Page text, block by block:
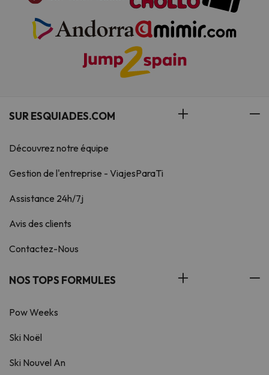
SUR ESQUIADES.COM
Découvrez notre équipe
Gestion de l'entreprise - ViajesParaTi
Assistance 24h/7j
Avis des clients
Contactez-Nous
NOS TOPS FORMULES
Pow Weeks
Ski Noël
Ski Nouvel An